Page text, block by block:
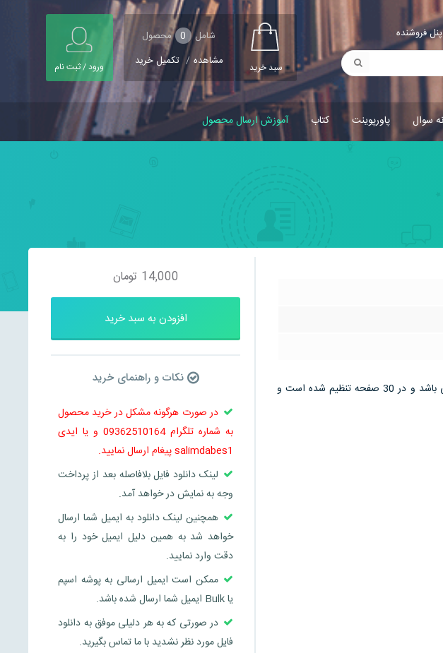
پنل فروشنده
سبد خرید
شامل 0 محصول
مشاهده / تکمیل خرید ورود / ثبت نام
سوال پاورپوینت کتاب آموزش ارسال محصول
این تحقیق مقاله دارای موضوعاتی همچون مقدمه تحلیل نتیجه گیری و … می باشد و در 30 صفحه تنظیم شده است و
14,000 تومان
افزودن به سبد خرید
نکات و راهنمای خرید
در صورت هرگونه مشکل در خرید محصول
به شماره تلگرام 09362510164 و یا ایدی
salimdabes1 پیغام ارسال نمایید.
لینک دانلود فایل بلافاصله بعد از پرداخت
وجه به نمایش در خواهد آمد.
همچنین لینک دانلود به ایمیل شما ارسال
خواهد شد به همین دلیل ایمیل خود را به
دقت وارد نمایید.
ممکن است ایمیل ارسالی به پوشه اسپم
یا Bulk ایمیل شما ارسال شده باشد.
در صورتی که به هر دلیلی موفق به دانلود
فایل مورد نظر نشدید با ما تماس بگیرید.